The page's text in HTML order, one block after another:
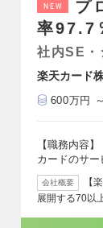
NEW
プ
率97.7
社内SE・
楽天カード
600万円
【職務内容
カードのサ
会社概要
【
展開する70以